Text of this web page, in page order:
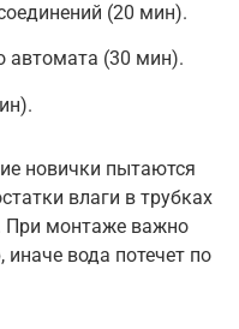
(20 мин).
автомата (30 мин).
новички пытаются
влаги в трубках
При монтаже важно
вода потечет по